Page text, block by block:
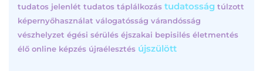
tudatos jelenlét tudatos táplálkozás tudatosság túlzott
képernyőhasználat válogatósság várandósság
vészhelyzet égési sérülés éjszakai bepisilés életmentés
élő online képzés újraélesztés újszülött